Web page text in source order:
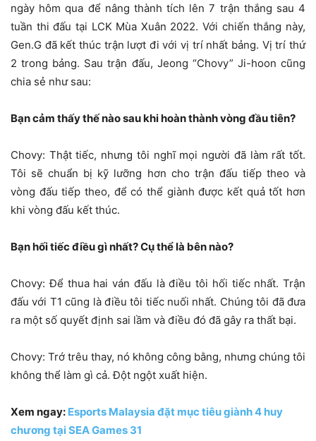
ngày hôm qua để nâng thành tích lên 7 trận thắng sau 4
tuần thi đấu tại LCK Mùa Xuân 2022. Với chiến thắng này,
Gen.G đã kết thúc trận lượt đi với vị trí nhất bảng. Vị trí thứ
2 trong bảng. Sau trận đấu, Jeong “Chovy” Ji-hoon cũng
chia sẻ như sau:
Bạn cảm thấy thế nào sau khi hoàn thành vòng đầu tiên?
Chovy: Thật tiếc, nhưng tôi nghĩ mọi người đã làm rất tốt.
Tôi sẽ chuẩn bị kỹ lưỡng hơn cho trận đấu tiếp theo và
vòng đấu tiếp theo, để có thể giành được kết quả tốt hơn
khi vòng đấu kết thúc.
Bạn hối tiếc điều gì nhất? Cụ thể là bên nào?
Chovy: Để thua hai ván đấu là điều tôi hối tiếc nhất. Trận
đấu với T1 cũng là điều tôi tiếc nuối nhất. Chúng tôi đã đưa
ra một số quyết định sai lầm và điều đó đã gây ra thất bại.
Chovy: Trớ trêu thay, nó không công bằng, nhưng chúng tôi
không thể làm gì cả. Đột ngột xuất hiện.
Xem ngay: Esports Malaysia đặt mục tiêu giành 4 huy
chương tại SEA Games 31